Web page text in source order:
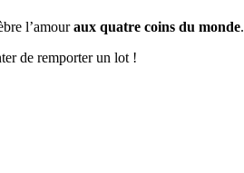
l’amouraux quatre coins du monde.
de remporter un lot !